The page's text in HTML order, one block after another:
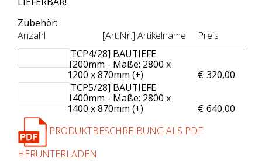
Zubehör:
Anzahl
[Art.Nr.] Artikelname
Preis
[TCP4/28] BAUTIEFE
1200mm - Maße: 2800 x
1200 x 870mm (+
€ 320,00
)
[TCP5/28] BAUTIEFE
1400mm - Maße: 2800 x
1400 x 870mm (+
€ 640,00
)
PRODUKTBESCHREIBUNG ALS PDF
HERUNTERLADEN